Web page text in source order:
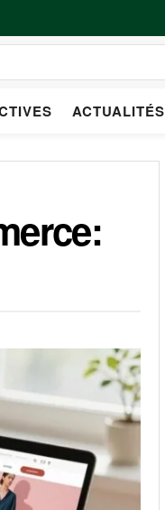
ACTUALITÉS